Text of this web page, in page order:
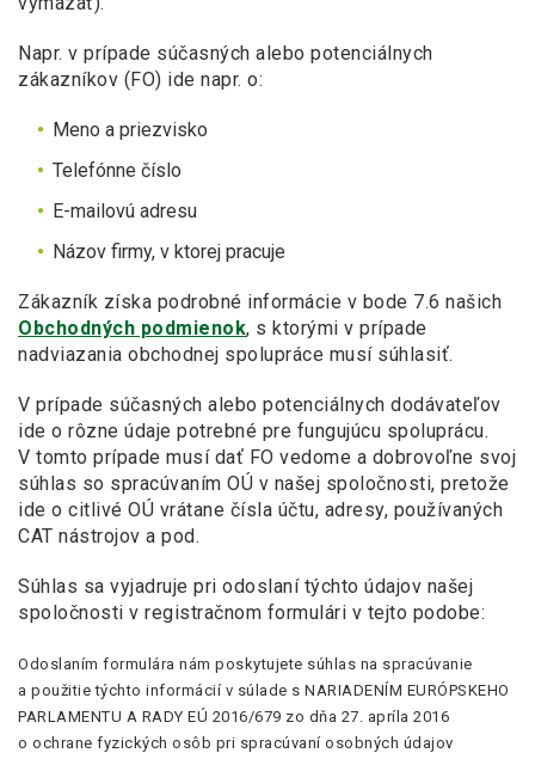
Napr. v prípade súčasných alebo potenciálnych
zákazníkov (FO) ide napr. o:
Meno a priezvisko
Telefónne číslo
E-mailovú adresu
Názov firmy, v ktorej pracuje
Zákazník získa podrobné informácie v bode 7.6 našich
Obchodných podmienok, s ktorými v prípade
nadviazania obchodnej spolupráce musí súhlasiť.
V prípade súčasných alebo potenciálnych dodávateľov
ide o rôzne údaje potrebné pre fungujúcu spoluprácu.
V tomto prípade musí dať FO vedome a dobrovoľne svoj
súhlas so spracúvaním OÚ v našej spoločnosti, pretože
ide o citlivé OÚ vrátane čísla účtu, adresy, používaných
CAT nástrojov a pod.
Súhlas sa vyjadruje pri odoslaní týchto údajov našej
spoločnosti v registračnom formulári v tejto podobe:
Odoslaním formulára nám poskytujete súhlas na spracúvanie
a použitie týchto informácií v súlade s NARIADENÍM EURÓPSKEHO
PARLAMENTU A RADY EÚ 2016/679 zo dňa 27. apríla 2016
o ochrane fyzických osôb pri spracúvaní osobných údajov